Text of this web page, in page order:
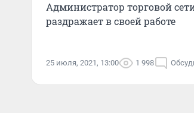
Администратор торговой
раздражает в своей работе
25 июля, 2021, 13:00 1 998